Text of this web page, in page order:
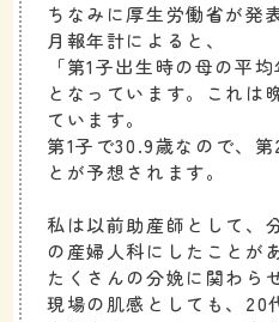
ちなみに厚生労働省が発
月報年計によると、
「第1子出生時の母の平
となっています。これは
ています。
第1子で30.9歳なので、
とが予想されます。
私は以前助産師として、
の産婦人科にしたことが
たくさんの分娩に関わら
現場の肌感としても、20